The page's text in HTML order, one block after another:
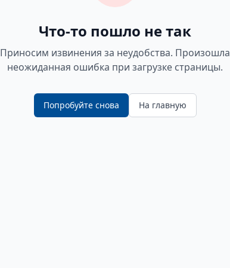
Что-то пошло не так
Приносим извинения за неудобства. Произошла
неожиданная ошибка при загрузке страницы.
Попробуйте снова На главную